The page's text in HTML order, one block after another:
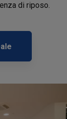
di riposo.